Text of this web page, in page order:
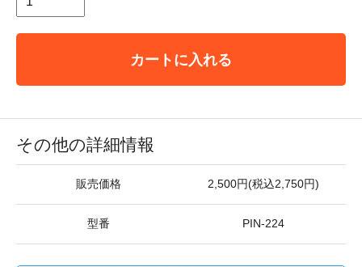
カートに入れる
その他の詳細情報
販売価格 2,500円(税込2,750円)
型番 PIN-224